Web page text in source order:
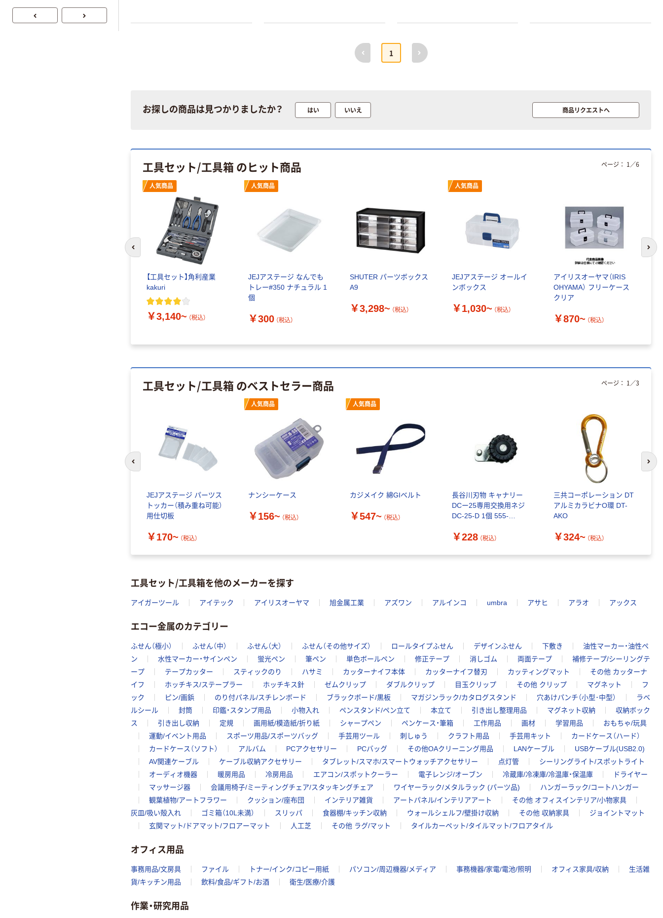
前へ
1
次へ
お探しの商品は見つかりましたか？ はい いいえ 商品リクエストへ
工具セット/工具箱 のヒット商品
人気商品
【工具セット】角利産業
kakuri
￥3,140~ （税込）
人気商品
JEJアステージ なんでも
トレー#350 ナチュラル 1
個
￥300 （税込）
SHUTER パーツボックス
A9
￥3,298~ （税込）
人気商品
JEJアステージ オールイ
ンボックス
￥1,030~ （税込）
アイリスオーヤマ（IRIS
OHYAMA） フリーケース
クリア
￥870~ （税込）
ページ： 1／6
前のスライドへ 次
工具セット/工具箱 のベストセラー商品
JEJアステージ パーツス
トッカー（積み重ね可能）
用仕切板
￥170~ （税込）
人気商品
ナンシーケース
￥156~ （税込）
人気商品
カジメイク 綿GIベルト
￥547~ （税込）
長谷川刃物 キャナリー
DCー25専用交換用ネジ
DC-25-D 1個 555-
￥228 （税込）
三共コーポレーション DT
アルミカラビナO環 DT-
AKO
￥324~ （税込）
ページ： 1 ／3
次
工具セット/工具箱を他のメーカーを探す
アイガーツール アイテック アイリスオーヤマ 旭金属工業 アズワン アルインコ umbra アサヒ アラオ アックス
エコー金属のカテゴリー
ふせん（極小） ふせん（中） ふせん（大） ふせん（その他サイズ） ロールタイプふせん デザインふせん 下敷き
油性マーカー・油性ペ
ン
水性マーカー・サインペン 蛍光ペン 筆ペン 単色ボールペン 修正テープ 消しゴム 両面テープ
補修テープ/シーリングテ
ープ
テープカッター スティックのり ハサミ カッターナイフ本体 カッターナイフ替刃 カッティングマット
その他 カッターナ
イフ
ホッチキス/ステープラー ホッチキス針 ゼムクリップ ダブルクリップ 目玉クリップ その他 クリップ マグネット
フ
ック
ピン/画鋲 のり付パネル/スチレンボード ブラックボード/黒板 マガジンラック/カタログスタンド 穴あけパンチ（小型･中型）
ラベ
ルシール
封筒 印鑑・スタンプ用品 小物入れ ペンスタンド/ペン立て 本立て 引き出し整理用品 マグネット収納
収納ボック
ス
引き出し収納 定規 画用紙/模造紙/折り紙 シャープペン ペンケース・筆箱 工作用品 画材 学習用品
おもちゃ/玩具
運動/イベント用品
スポーツ用品/スポーツバッグ 手芸用ツール 刺しゅう クラフト用品 手芸用キット
カードケース（ハード）
カードケース（ソフト）
アルバム PCアクセサリー PCバッグ その他OAクリーニング用品 LANケーブル
USBケーブル(USB2.0)
AV関連ケーブル
ケーブル収納アクセサリー タブレット/スマホ/スマートウォッチアクセサリー 点灯管
シーリングライト/スポットライト
オーディオ機器
暖房用品 冷房用品 エアコン/スポットクーラー 電子レンジ/オーブン 冷蔵庫/冷凍庫/冷温庫・保温庫
ドライヤー
マッサージ器
会議用椅子/ミーティングチェア/スタッキングチェア ワイヤーラック/メタルラック (パーツ品)
ハンガーラック/コートハンガー
観葉植物/アートフラワー
クッション/座布団 インテリア雑貨 アートパネル/インテリアアート
その他 オフィスインテリア/小物家具
灰皿/吸い殻入れ
ゴミ箱（10L未満） スリッパ 食器棚/キッチン収納 ウォールシェルフ/壁掛け収納 その他 収納家具
ジョイントマット
玄関マット/ドアマット/フロアーマット
人工芝 その他 ラグ/マット タイルカーペット/タイルマット/フロアタイル
オフィス用品
事務用品/文房具 ファイル トナー/インク/コピー用紙 パソコン/周辺機器/メディア 事務機器/家電/電池/照明 オフィス家具/収納
生活雑
貨/キッチン用品
飲料/食品/ギフト/お酒 衛生/医療/介護
作業・研究用品